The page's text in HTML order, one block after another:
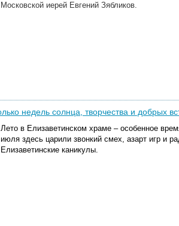
Московской иерей Евгений Зябликов.
недель солнца, творчества и добрых
Лето в Елизаветинском храме – особенное
июля здесь царили звонкий смех, азарт игр и
Елизаветинские каникулы.